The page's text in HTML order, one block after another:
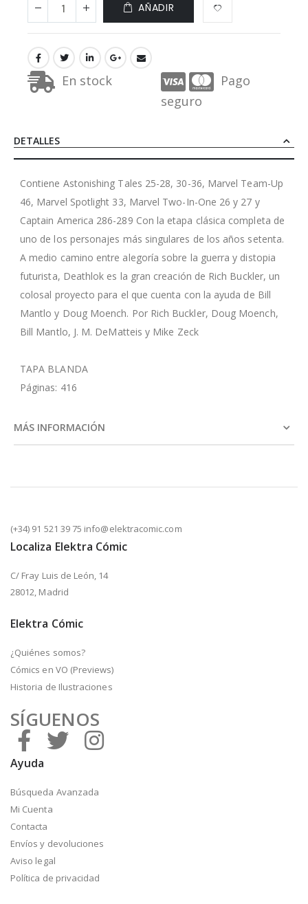
AÑADIR
En stock
Pago
seguro
DETALLES
Contiene Astonishing Tales 25-28, 30-36, Marvel Team-Up
46, Marvel Spotlight 33, Marvel Two-In-One 26 y 27 y
Captain America 286-289 Con la etapa clásica completa de
uno de los personajes más singulares de los años setenta.
A medio camino entre alegoría sobre la guerra y distopia
futurista, Deathlok es la gran creación de Rich Buckler, un
colosal proyecto para el que cuenta con la ayuda de Bill
Mantlo y Doug Moench. Por Rich Buckler, Doug Moench,
Bill Mantlo, J. M. DeMatteis y Mike Zeck
TAPA BLANDA
Páginas: 416
MÁS INFORMACIÓN
(+34) 91 521 39 75 info@elektracomic.com
Localiza Elektra Cómic
C/ Fray Luis de León, 14
28012, Madrid
Elektra Cómic
¿Quiénes somos?
Cómics en VO (Previews)
Historia de Ilustraciones
SÍGUENOS
Ayuda
Búsqueda Avanzada
Mi Cuenta
Contacta
Envíos y devoluciones
Aviso legal
Política de privacidad